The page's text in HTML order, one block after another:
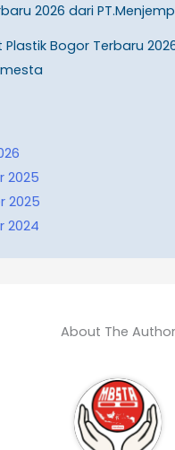
2026 dari
Plastik Bogor Terbaru
2025
2025
2024
About The Author